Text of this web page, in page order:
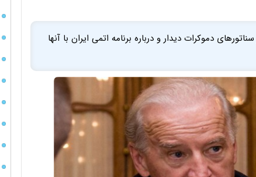
دموکرات دیدار و درباره برنامه اتمی ایران با آنها